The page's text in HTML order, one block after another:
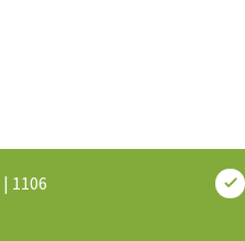
| 1106